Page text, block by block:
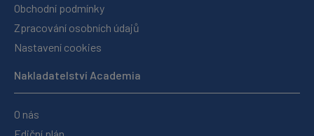
Obchodní podmínky
Zpracování osobních údajů
Nastavení cookies
Nakladatelství Academia
O nás
Ediční plán